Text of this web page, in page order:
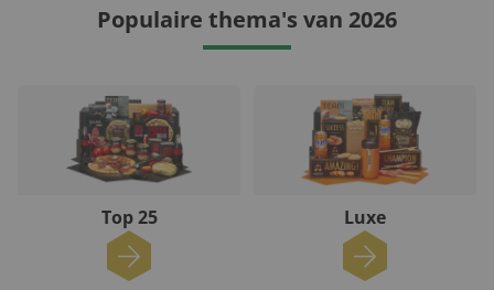
Populaire thema's van 2026
Top 25 Luxe